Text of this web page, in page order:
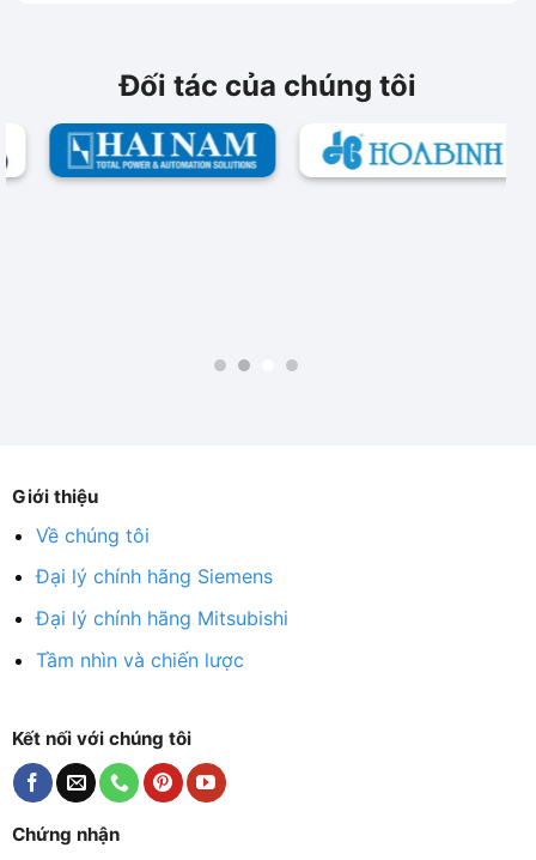
Đối tác của chúng tôi
Giới thiệu
Về chúng tôi
Đại lý chính hãng Siemens
Đại lý chính hãng Mitsubishi
Tầm nhìn và chiến lược
Kết nối với chúng tôi
Chứng nhận